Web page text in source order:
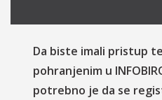
Da biste imali pristup
pohranjenim u
potrebno je da se